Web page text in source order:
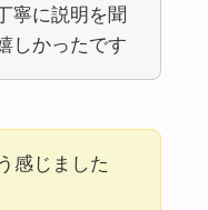
寧に説明を聞
しかったです
感じました